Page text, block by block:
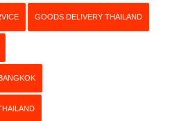
GOODS DELIVERY THAILAND